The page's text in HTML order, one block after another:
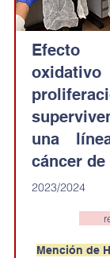
Efecto
una
cáncer
2023/2024
Mención de